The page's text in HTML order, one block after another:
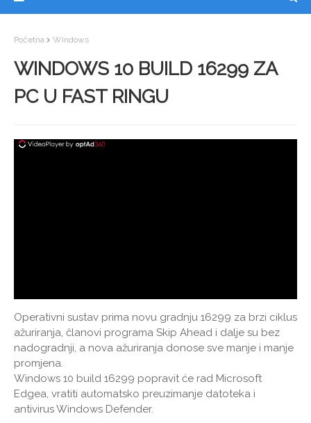
Početna Windows
WINDOWS 10 BUILD 16299 ZA
PC U FAST RINGU
Operativni sustav prima novu gradnju 16299 za brzi ciklus
ažuriranja, članovi programa Skip Ahead i dalje su bez
nadogradnji, a nova ažuriranja donose sve manje i manje
promjena.
Windows 10 build 16299 popravit će rad Microsoft
Edgea, vratiti automatsko preuzimanje datoteka i
antivirus Windows Defender.